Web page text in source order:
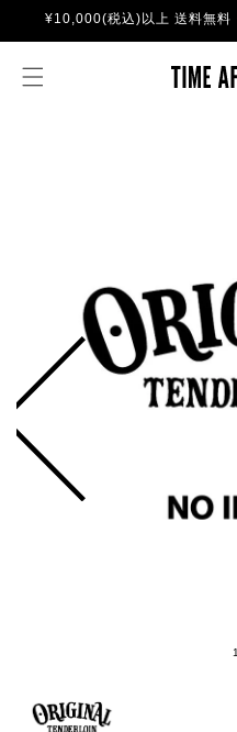
ンツに
進む
¥10,000(税込)以上 送料無
1